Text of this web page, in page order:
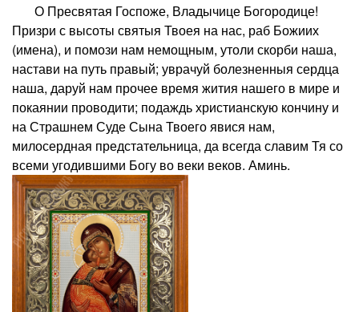
О Пресвятая Госпоже, Владычице Богородице!
Призри с высоты святыя Твоея на нас, раб Божиих
(имена), и помози нам немощным, утоли скорби наша,
настави на путь правый; уврачуй болезненныя сердца
наша, даруй нам прочее время жития нашего в мире и
покаянии проводити; подаждь христианскую кончину и
на Страшнем Суде Сына Твоего явися нам,
милосердная предстательница, да всегда славим Тя со
всеми угодившими Богу во веки веков. Аминь.